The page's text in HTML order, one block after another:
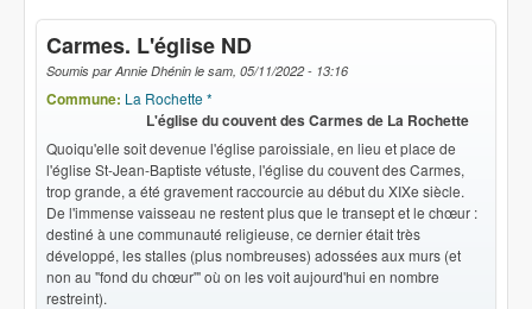
Carmes. L'église ND
Soumis parAnnie Dhénin le sam, 05/11/2022 - 13:16
Commune: La Rochette *
L'église du couvent des Carmes de La Rochette
Quoiqu'elle soit devenue l'église paroissiale, en lieu et place de
l'église St-Jean-Baptiste vétuste, l'église du couvent des Carmes,
trop grande, a été gravement raccourcie au début du XIXe siècle.
De l'immense vaisseau ne restent plus que le transept et le chœur :
destiné à une communauté religieuse, ce dernier était très
développé, les stalles (plus nombreuses) adossées aux murs (et
non au "fond du chœur'" où on les voit aujourd'hui en nombre
restreint).